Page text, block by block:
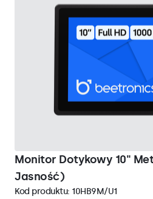
Monitor Dotykowy 10"
Jasność)
Kod produktu: 10HB9M/U1